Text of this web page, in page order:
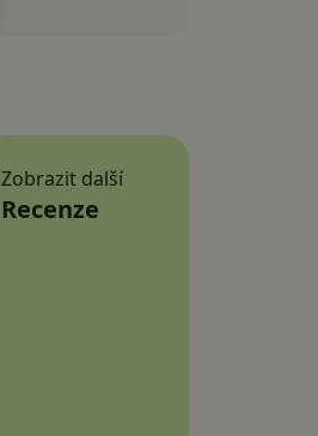
Zobrazit další
Recenze